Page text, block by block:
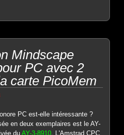
Mindscape
PC avec 2
carte PicoMem
PC est-elle intéressante ?
en deux exemplaires est le AY-
duAY-3-8910. L'Amstrad CPC